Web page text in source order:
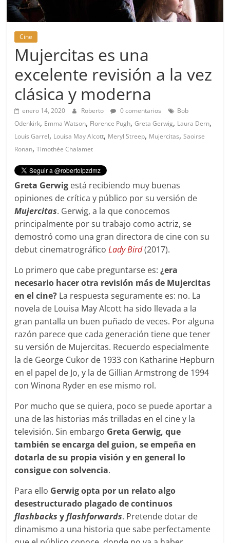
Cine
Mujercitas es una
excelente revisión a la vez
clásica y moderna
enero 14, 2020 Roberto 0 comentarios
Bob
Odenkirk, Emma Watson, Florence Pugh,Greta Gerwig, Laura Dern,
Louis Garrel, Louisa May Alcott, Meryl Streep, Mujercitas,Saoirse
Ronan,Timothée Chalamet
Greta Gerwig está recibiendo muy buenas
opiniones de crítica y público por su versión de
Mujercitas. Gerwig, a la que conocemos
principalmente por su trabajo como actriz, se
demostró como una gran directora de cine con su
debut cinematrográficoLady Bird(2017).
Lo primero que cabe preguntarse es:¿era
necesario hacer otra revisión más de Mujercitas
en el cine? La respuesta seguramente es: no. La
novela de Louisa May Alcott ha sido llevada a la
gran pantalla un buen puñado de veces. Por alguna
razón parece que cada generación tiene que tener
su versión de Mujercitas. Recuerdo especialmente
la de George Cukor de 1933 con Katharine Hepburn
en el papel de Jo, y la de Gillian Armstrong de 1994
con Winona Ryder en ese mismo rol.
Por mucho que se quiera, poco se puede aportar a
una de las historias más trilladas en el cine y la
televisión. Sin embargo Greta Gerwig, que
también se encarga del guion, se empeña en
dotarla de su propia visión y en general lo
consigue con solvencia.
Para ello Gerwig opta por un relato algo
desestructurado plagado de continuos
flashbacksyflashforwards. Pretende dotar de
dinamismo a una historia que sabe perfectamente